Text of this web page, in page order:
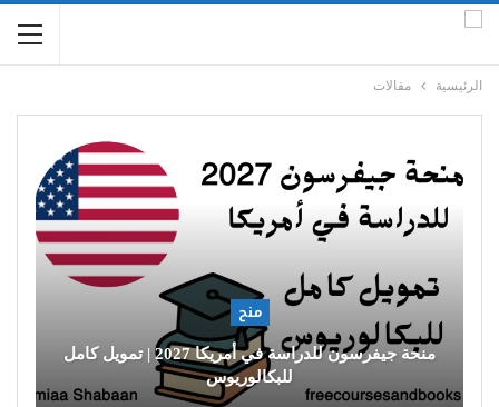
الرئيسية مقالات
منح
منحة جيفرسون للدراسة في أمريكا 2027 | تمويل كامل
للبكالوريوس